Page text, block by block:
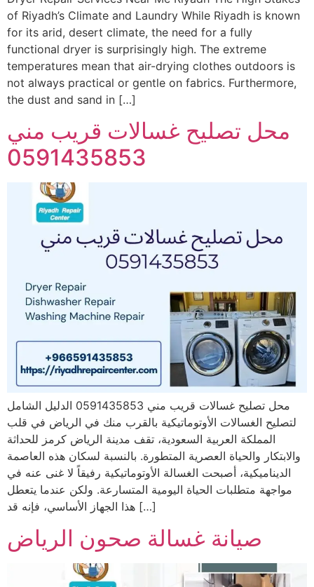
of Riyadh’s Climate and Laundry While Riyadh is known
for its arid, desert climate, the need for a fully
functional dryer is surprisingly high. The extreme
temperatures mean that air-drying clothes outdoors is
not always practical or gentle on fabrics. Furthermore,
the dust and sand in […]
محل تصليح غسالات قريب مني
0591435853
محل تصليح غسالات قريب مني 0591435853 الدليل الشامل
لتصليح الغسالات الأوتوماتيكية بالقرب منك في الرياض في قلب
المملكة العربية السعودية، تقف مدينة الرياض كرمز للحداثة
والابتكار والحياة العصرية المتطورة. بالنسبة لسكان هذه العاصمة
الديناميكية، أصبحت الغسالة الأوتوماتيكية رفيقاً لا غنى عنه في
مواجهة متطلبات الحياة اليومية المتسارعة. ولكن عندما يتعطل
هذا الجهاز الأساسي، فإنه قد […]
صيانة غسالة صحون الرياض